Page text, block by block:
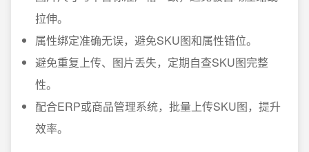
拉伸。
属性绑定准确无误，避免SKU图和属性错位。
避免重复上传、图片丢失，定期自查SKU图完整
性。
配合ERP或商品管理系统，批量上传SKU图，提升
效率。